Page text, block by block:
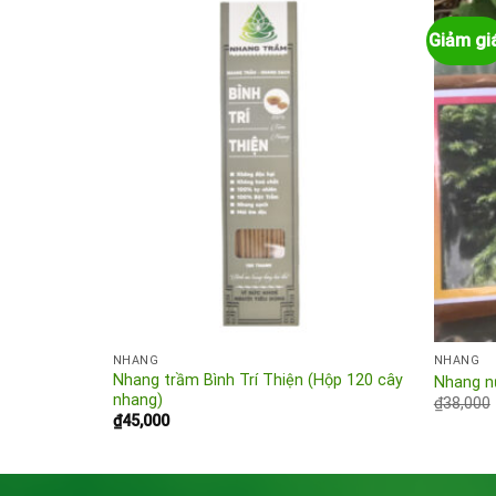
NHANG
Nhang trầm Bình Trí Thiện (Hộp 120 cây
nhang)
₫45,000
Giảm
NHANG
Nhang
₫38,000